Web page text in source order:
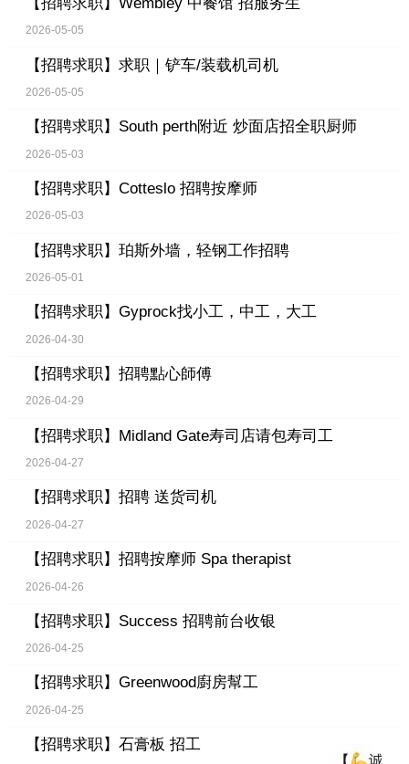
2026-05-05
【招聘求职】 求职｜铲车/装载机司机
2026-05-05
【招聘求职】 South perth附近 炒面店招全职厨师
2026-05-03
【招聘求职】 Cotteslo 招聘按摩师
2026-05-03
【招聘求职】 珀斯外墙，轻钢工作招聘
2026-05-01
【招聘求职】 Gyprock找小工，中工，大工
2026-04-30
【招聘求职】 招聘點心師傅
2026-04-29
【招聘求职】 Midland Gate寿司店请包寿司工
2026-04-27
【招聘求职】 招聘 送货司机
2026-04-27
【招聘求职】 招聘按摩师 Spa therapist
2026-04-26
【招聘求职】 Success 招聘前台收银
2026-04-25
【招聘求职】 Greenwood廚房幫工
2026-04-25
【招聘求职】 石膏板 招工